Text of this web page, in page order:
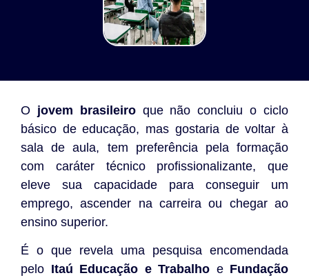
O jovem brasileiroque não concluiu o ciclo
básico de educação, mas gostaria de voltar à
sala de aula, tem preferência pela formação
com caráter técnico profissionalizante, que
eleve sua capacidade para conseguir um
emprego, ascender na carreira ou chegar ao
ensino superior.
É o que revela uma pesquisa encomendada
pelo Itaú Educação e Trabalho e Fundação